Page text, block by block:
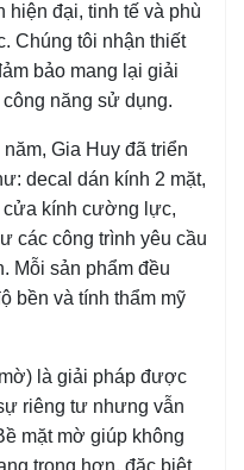
hiện đại, tinh tế và phù
Chúng tôi nhận thiết
bảo mang lại giải
năng sử dụng.
Gia Huy đã triển
decal dán kính 2 mặt,
cửa kính cường lực,
các công trình yêu cầu
Mỗi sản phẩm đều
bền và tính thẩm mỹ
là giải pháp được
riêng tư nhưng vẫn
mặt mờ giúp không